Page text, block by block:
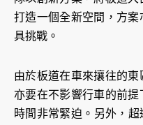
打造一個全新空間，方
具挑戰。
由於板道在車來攘往的東
亦要在不影響行車的前提
時間非常緊迫。另外，